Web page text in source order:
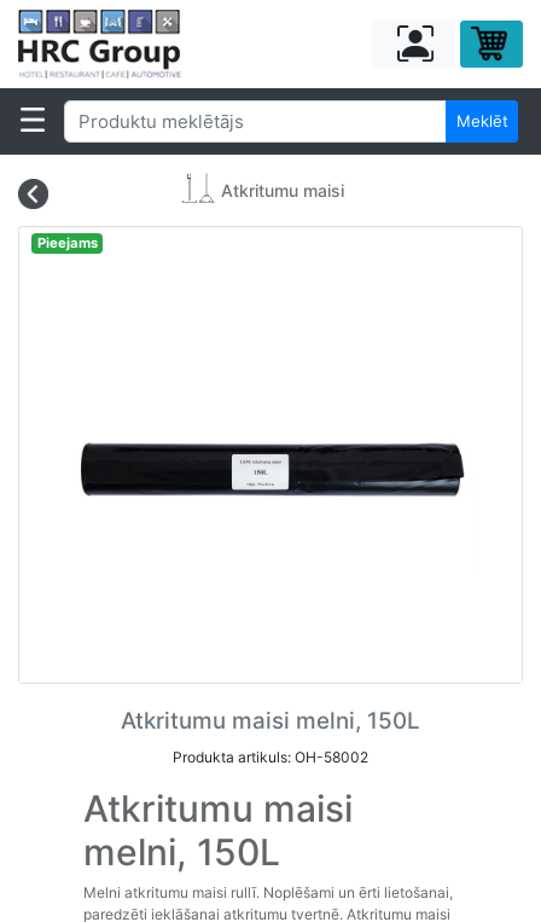
Meklēt
Atkritumu maisi
Pieejams
Atkritumu maisi melni, 150L
Produkta artikuls: OH-58002
Atkritumu maisi
melni, 150L
Melni atkritumu maisi rullī. Noplēšami un ērti lietošanai,
paredzēti ieklāšanai atkritumu tvertnē. Atkritumu maisi